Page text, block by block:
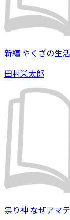
新編 やくざの生活
田村栄太郎
祟り神 なぜアマ